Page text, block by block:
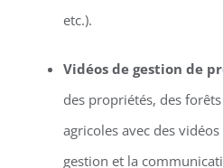
etc.).
Vidéos de gestion de
des propriétés, des
agricoles avec des
gestion et la